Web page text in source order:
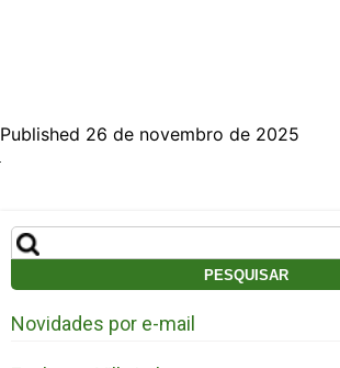
Published 26 de novembro de 2025
Pesquisar
por:
Novidades por e-mail